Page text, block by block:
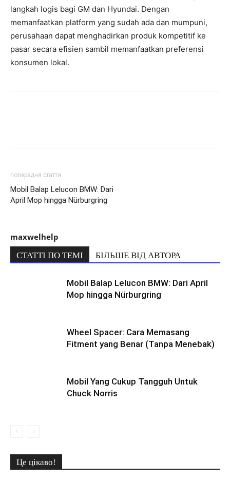
langkah logis bagi GM dan Hyundai. Dengan
memanfaatkan platform yang sudah ada dan mumpuni,
perusahaan dapat menghadirkan produk kompetitif ke
pasar secara efisien sambil memanfaatkan preferensi
konsumen lokal.
попередня стаття
Mobil Balap Lelucon BMW: Dari
April Mop hingga Nürburgring
maxwelhelp
СТАТТІ ПО ТЕМІ БІЛЬШЕ ВІД АВТОРА
Mobil Balap Lelucon BMW: Dari April
Mop hingga Nürburgring
Wheel Spacer: Cara Memasang
Fitment yang Benar (Tanpa Menebak)
Mobil Yang Cukup Tangguh Untuk
Chuck Norris
Це цікаво!